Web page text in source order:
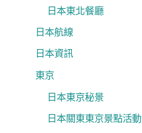
日本東北餐廳
日本航線
日本資訊
東京
日本東京秘景
日本關東東京景點活動